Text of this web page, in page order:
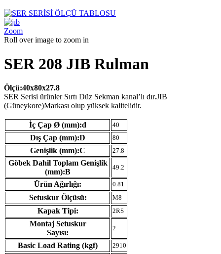
Zoom
Roll over image to zoom in
SER 208 JIB Rulman
Ölçü:40x80x27.8
SER Serisi ürünler Sırtı Düz Sekman kanal’lı dır.JIB
(Güneykore)Markası olup yüksek kalitelidir.
İç Çap Ø (mm):d 40
Dış Çap (mm):D 80
Genişlik (mm):C 27.8
Göbek Dahil Toplam Genişlik
(mm):B
49.2
Ürün Ağırlığı: 0.81
Setuskur Ölçüsü: M8
Kapak Tipi: 2RS
Montaj Setuskur
Sayısı:
2
Basic Load Rating (kgf) 2910